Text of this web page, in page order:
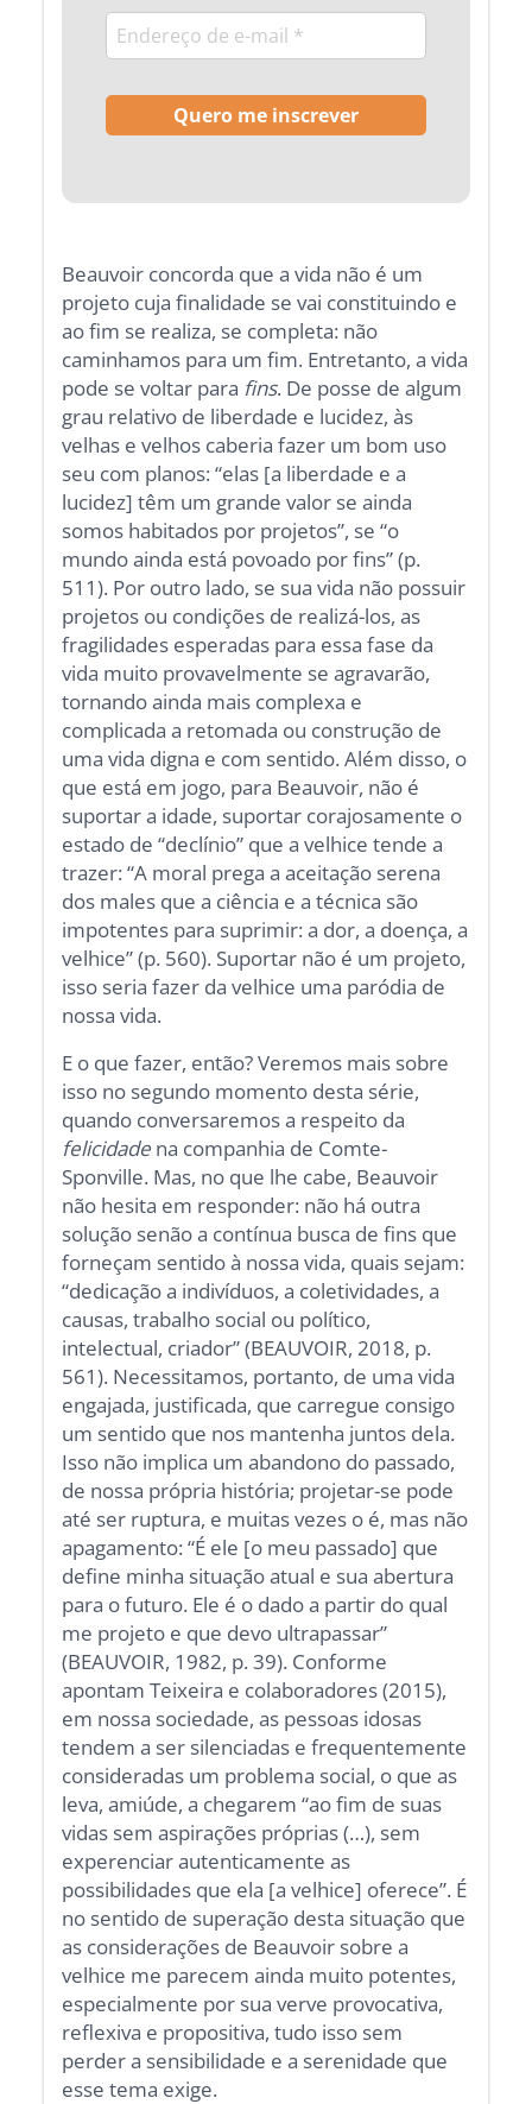
Beauvoir concorda que a vida não é um
projeto cuja finalidade se vai constituindo e
ao fim se realiza, se completa: não
caminhamos para um fim. Entretanto, a vida
pode se voltar para fins. De posse de algum
grau relativo de liberdade e lucidez, às
velhas e velhos caberia fazer um bom uso
seu com planos: “elas [a liberdade e a
lucidez] têm um grande valor se ainda
somos habitados por projetos”, se “o
mundo ainda está povoado por fins” (p.
511). Por outro lado, se sua vida não possuir
projetos ou condições de realizá-los, as
fragilidades esperadas para essa fase da
vida muito provavelmente se agravarão,
tornando ainda mais complexa e
complicada a retomada ou construção de
uma vida digna e com sentido. Além disso, o
que está em jogo, para Beauvoir, não é
suportar a idade, suportar corajosamente o
estado de “declínio” que a velhice tende a
trazer: “A moral prega a aceitação serena
dos males que a ciência e a técnica são
impotentes para suprimir: a dor, a doença, a
velhice” (p. 560). Suportar não é um projeto,
isso seria fazer da velhice uma paródia de
nossa vida.
E o que fazer, então? Veremos mais sobre
isso no segundo momento desta série,
quando conversaremos a respeito da
felicidade na companhia de Comte-
Sponville. Mas, no que lhe cabe, Beauvoir
não hesita em responder: não há outra
solução senão a contínua busca de fins que
forneçam sentido à nossa vida, quais sejam:
“dedicação a indivíduos, a coletividades, a
causas, trabalho social ou político,
intelectual, criador” (BEAUVOIR, 2018, p.
561). Necessitamos, portanto, de uma vida
engajada, justificada, que carregue consigo
um sentido que nos mantenha juntos dela.
Isso não implica um abandono do passado,
de nossa própria história; projetar-se pode
até ser ruptura, e muitas vezes o é, mas não
apagamento: “É ele [o meu passado] que
define minha situação atual e sua abertura
para o futuro. Ele é o dado a partir do qual
me projeto e que devo ultrapassar”
(BEAUVOIR, 1982, p. 39). Conforme
apontam Teixeira e colaboradores (2015),
em nossa sociedade, as pessoas idosas
tendem a ser silenciadas e frequentemente
consideradas um problema social, o que as
leva, amiúde, a chegarem “ao fim de suas
vidas sem aspirações próprias (…), sem
experenciar autenticamente as
possibilidades que ela [a velhice] oferece”. É
no sentido de superação desta situação que
as considerações de Beauvoir sobre a
velhice me parecem ainda muito potentes,
especialmente por sua verve provocativa,
reflexiva e propositiva, tudo isso sem
perder a sensibilidade e a serenidade que
esse tema exige.